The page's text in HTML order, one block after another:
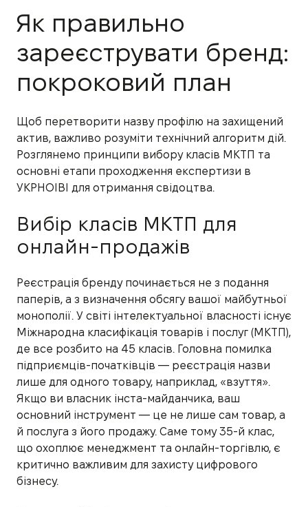
Як правильно
зареєструвати бренд:
покроковий план
Щоб перетворити назву профілю на захищений
актив, важливо розуміти технічний алгоритм дій.
Розглянемо принципи вибору класів МКТП та
основні етапи проходження експертизи в
УКРНОІВІ для отримання свідоцтва.
Вибір класів МКТП для
онлайн-продажів
Реєстрація бренду починається не з подання
паперів, а з визначення обсягу вашої майбутньої
монополії. У світі інтелектуальної власності існує
Міжнародна класифікація товарів і послуг (МКТП),
де все розбито на 45 класів. Головна помилка
підприємців-початківців — реєстрація назви
лише для одного товару, наприклад, «взуття».
Якщо ви власник інста-майданчика, ваш
основний інструмент — це не лише сам товар, а
й послуга з його продажу. Саме тому 35-й клас,
що охоплює менеджмент та онлайн-торгівлю, є
критично важливим для захисту цифрового
бізнесу.